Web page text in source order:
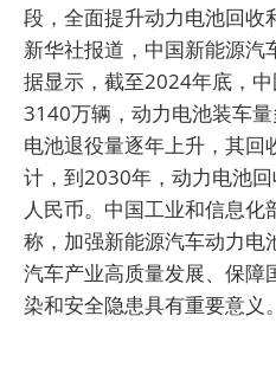
段，全面提升动力电池回收
新华社报道，中国新能源汽
据显示，截至2024年底，
3140万辆，动力电池装车
电池退役量逐年上升，其回
计，到2030年，动力电池
人民币。中国工业和信息化
称，加强新能源汽车动力电
汽车产业高质量发展、保障
染和安全隐患具有重要意义。